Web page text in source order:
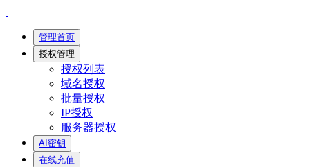
管理首页
授权管理
授权列表
域名授权
批量授权
IP授权
服务器授权
AI密钥
在线充值